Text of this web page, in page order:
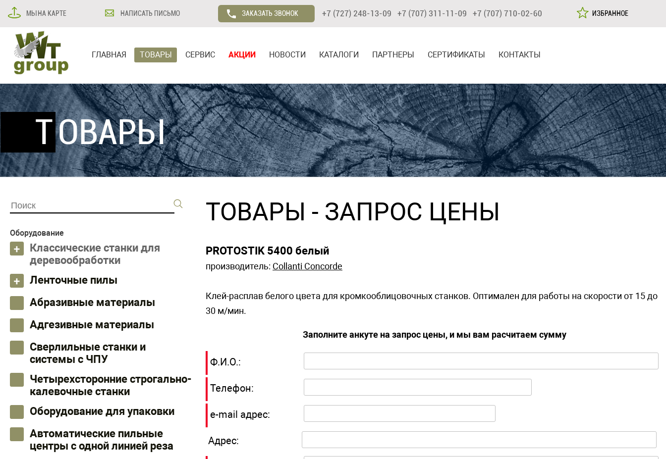
МЫ НА КАРТЕ НАПИСАТЬ ПИСЬМО ЗАКАЗАТЬ ЗВОНОК +7 (727) 248-13-09 +7 (707) 311-11-09 +7 (707) 710-02-60 ИЗБРАННОЕ
ГЛАВНАЯ ТОВАРЫ СЕРВИС АКЦИИ НОВОСТИ КАТАЛОГИ ПАРТНЕРЫ СЕРТИФИКАТЫ КОНТАКТЫ
ТОВАРЫ
Оборудование
Классические станки для
деревообработки
Ленточные пилы
Абразивные материалы
Адгезивные материалы
Сверлильные станки и
системы с ЧПУ
Четырехсторонние строгально-
калевочные станки
Оборудование для упаковки
Автоматические пильные
центры с одной линией реза
ТОВАРЫ - ЗАПРОС ЦЕНЫ
PROTOSTIK 5400 белый
производитель: Collanti Concorde
Клей-расплав белого цвета для кромкооблицовочных станков. Оптимален для работы на скорости от 15 до
30 м/мин.
Заполните анкуте на запрос цены, и мы вам расчитаем сумму
Ф.И.О.:
Телефон:
e-mail адрес:
Адрес: